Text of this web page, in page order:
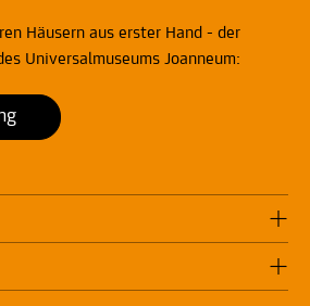
Häusern aus erster Hand - der
Universalmuseums Joanneum: